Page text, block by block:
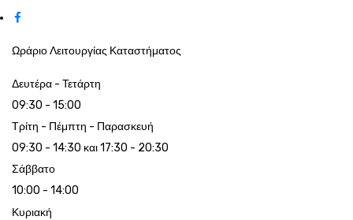
Ωράριο Λειτουργίας Καταστήματος
Δευτέρα - Τετάρτη
09:30 - 15:00
Τρίτη - Πέμπτη - Παρασκευή
09:30 - 14:30 και 17:30 - 20:30
Σάββατο
10:00 - 14:00
Κυριακή